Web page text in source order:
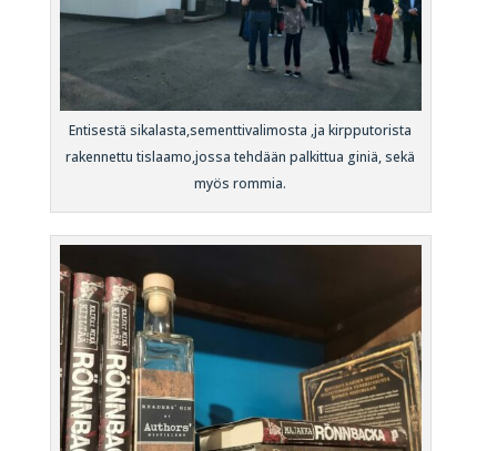
Entisestä sikalasta,sementtivalimosta ,ja kirpputorista
rakennettu tislaamo,jossa tehdään palkittua giniä, sekä
myös rommia.